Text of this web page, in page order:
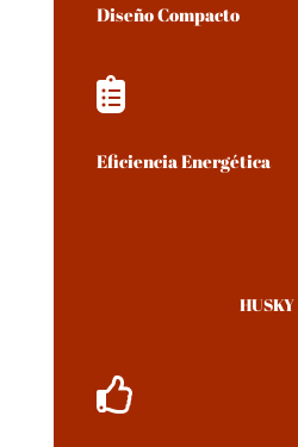
Diseño Compacto

Eficiencia Energética
HUSKY
